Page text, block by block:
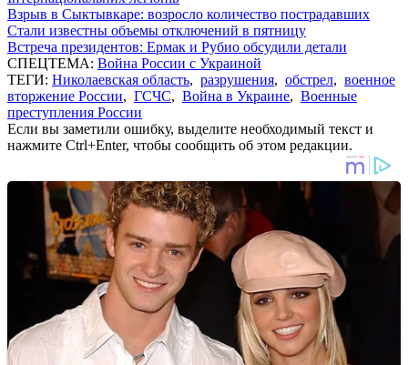
Взрыв в Сыктывкаре: возросло количество пострадавших
Стали известны объемы отключений в пятницу
Встреча президентов: Ермак и Рубио обсудили детали
СПЕЦТЕМА: Война России с Украиной
ТЕГИ: Николаевская область, разрушения, обстрел, военное
вторжение России, ГСЧС, Война в Украине, Военные
преступления России
Если вы заметили ошибку, выделите необходимый текст и
нажмите Ctrl+Enter, чтобы сообщить об этом редакции.